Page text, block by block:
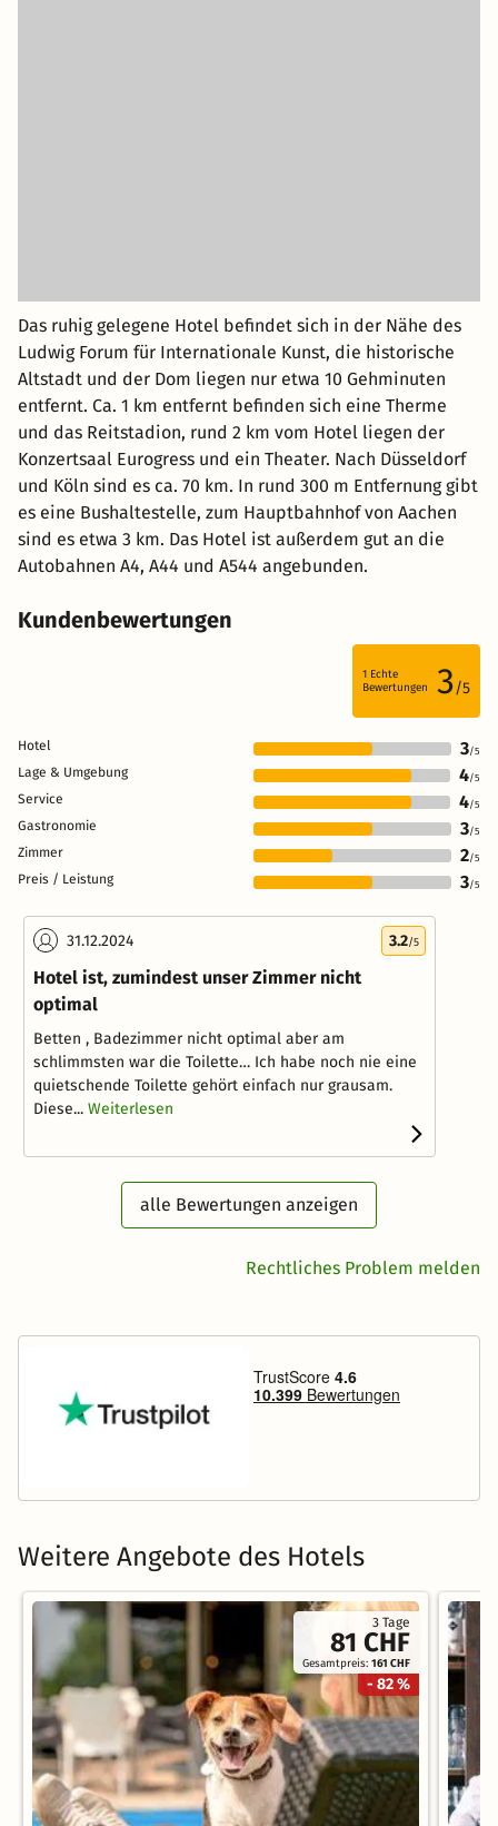
Das ruhig gelegene Hotel befindet sich in der Nähe des
Ludwig Forum für Internationale Kunst, die historische
Altstadt und der Dom liegen nur etwa 10 Gehminuten
entfernt. Ca. 1 km entfernt befinden sich eine Therme
und das Reitstadion, rund 2 km vom Hotel liegen der
Konzertsaal Eurogress und ein Theater. Nach Düsseldorf
und Köln sind es ca. 70 km. In rund 300 m Entfernung gibt
es eine Bushaltestelle, zum Hauptbahnhof von Aachen
sind es etwa 3 km. Das Hotel ist außerdem gut an die
Autobahnen A4, A44 und A544 angebunden.
Kundenbewertungen
1 Echte
Bewertungen
3/5
Hotel 3/5
Lage & Umgebung 4/5
Service 4/5
Gastronomie 3/5
Zimmer 2/5
Preis / Leistung 3/5
31.12.2024 3.2/5
Hotel ist, zumindest unser Zimmer nicht
optimal
Betten , Badezimmer nicht optimal aber am
schlimmsten war die Toilette… Ich habe noch nie eine
quietschende Toilette gehört einfach nur grausam.
Diese... Weiterlesen
alle Bewertungen anzeigen
Rechtliches Problem melden
Weitere Angebote des Hotels
3 Tage
81 CHF
Gesamtpreis:161 CHF
- 82 %